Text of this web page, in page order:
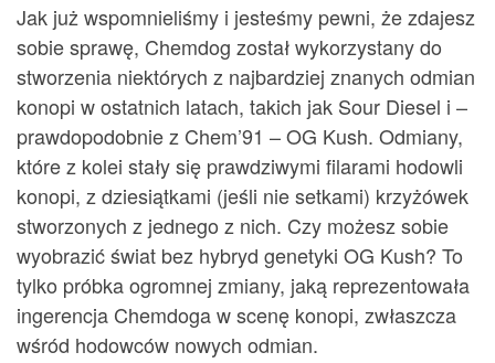
Jak już wspomnieliśmy i jesteśmy pewni, że zdajesz
sobie sprawę, Chemdog został wykorzystany do
stworzenia niektórych z najbardziej znanych odmian
konopi w ostatnich latach, takich jak Sour Diesel i –
prawdopodobnie z Chem’91 – OG Kush. Odmiany,
które z kolei stały się prawdziwymi filarami hodowli
konopi, z dziesiątkami (jeśli nie setkami) krzyżówek
stworzonych z jednego z nich. Czy możesz sobie
wyobrazić świat bez hybryd genetyki OG Kush? To
tylko próbka ogromnej zmiany, jaką reprezentowała
ingerencja Chemdoga w scenę konopi, zwłaszcza
wśród hodowców nowych odmian.